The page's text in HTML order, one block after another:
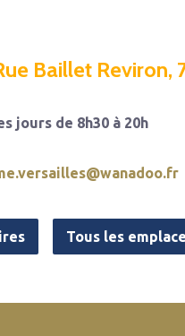
Baillet
jours de 8h30 à 20h
Tous les